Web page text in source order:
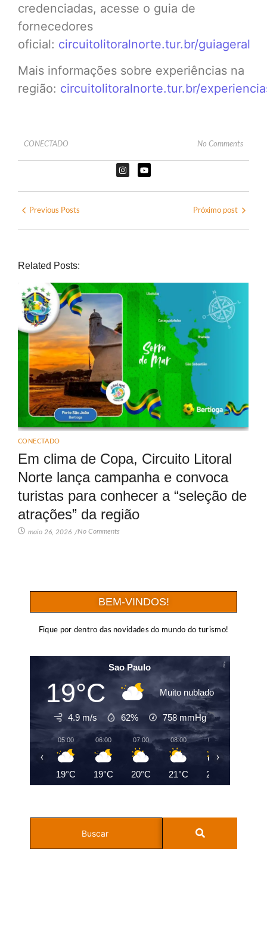
credenciadas, acesse o guia de
fornecedores
oficial: circuitolitoralnorte.tur.br/guiageral
Mais informações sobre experiências na
região: circuitolitoralnorte.tur.br/
CONECTADO No Comments
Previous Posts Próximo post
Related Posts:
CONECTADO
Em clima de Copa, Circuito Litoral
Norte lança campanha e convoca
turistas para conhecer a “seleção de
atrações” da região
maio 26, 2026 /No Comments
BEM-VINDOS!
Fique por dentro das novidades do mundo do turismo!
Sao Paulo
19°C Muito nublado
4.9 m/s 62% 758 mmHg
05:00
19°C
06:00
19°C
07:00
20°C
08:00
21°C
09:00
23°C
‹ ›